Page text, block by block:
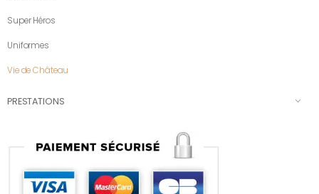
Super Héros
Uniformes
Vie de Château
PRESTATIONS